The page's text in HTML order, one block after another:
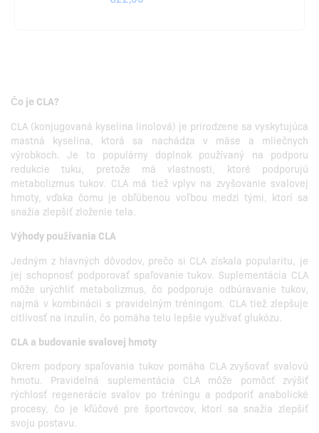
Čo je CLA?
CLA (konjugovaná kyselina linolová) je prirodzene sa vyskytujúca
mastná kyselina, ktorá sa nachádza v mäse a mliečnych
výrobkoch. Je to populárny doplnok používaný na podporu
redukcie tuku, pretože má vlastnosti, ktoré podporujú
metabolizmus tukov. CLA má tiež vplyv na zvyšovanie svalovej
hmoty, vďaka čomu je obľúbenou voľbou medzi tými, ktorí sa
snažia zlepšiť zloženie tela.
Výhody používania CLA
Jedným z hlavných dôvodov, prečo si CLA získala popularitu, je
jej schopnosť podporovať spaľovanie tukov. Suplementácia CLA
môže urýchliť metabolizmus, čo podporuje odbúravanie tukov,
najmä v kombinácii s pravidelným tréningom. CLA tiež zlepšuje
citlivosť na inzulín, čo pomáha telu lepšie využívať glukózu.
CLA a budovanie svalovej hmoty
Okrem podpory spaľovania tukov pomáha CLA zvyšovať svalovú
hmotu. Pravidelná suplementácia CLA môže pomôcť zvýšiť
rýchlosť regenerácie svalov po tréningu a podporiť anabolické
procesy, čo je kľúčové pre športovcov, ktorí sa snažia zlepšiť
svoju postavu.